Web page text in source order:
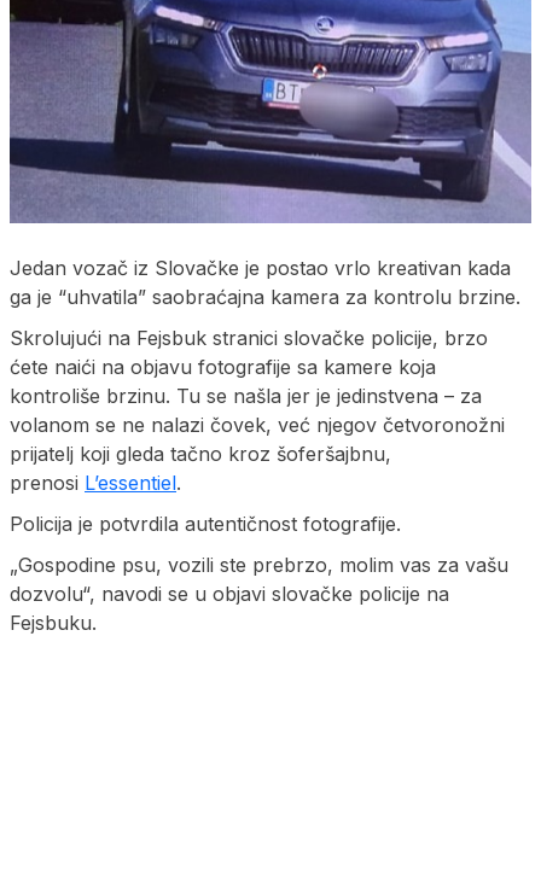
Jedan vozač iz Slovačke je postao vrlo kreativan kada
ga je “uhvatila” saobraćajna kamera za kontrolu brzine.
Skrolujući na Fejsbuk stranici slovačke policije, brzo
ćete naići na objavu fotografije sa kamere koja
kontroliše brzinu. Tu se našla jer je jedinstvena – za
volanom se ne nalazi čovek, već njegov četvoronožni
prijatelj koji gleda tačno kroz šoferšajbnu,
prenosi L’essentiel.
Policija je potvrdila autentičnost fotografije.
„Gospodine psu, vozili ste prebrzo, molim vas za vašu
dozvolu“, navodi se u objavi slovačke policije na
Fejsbuku.